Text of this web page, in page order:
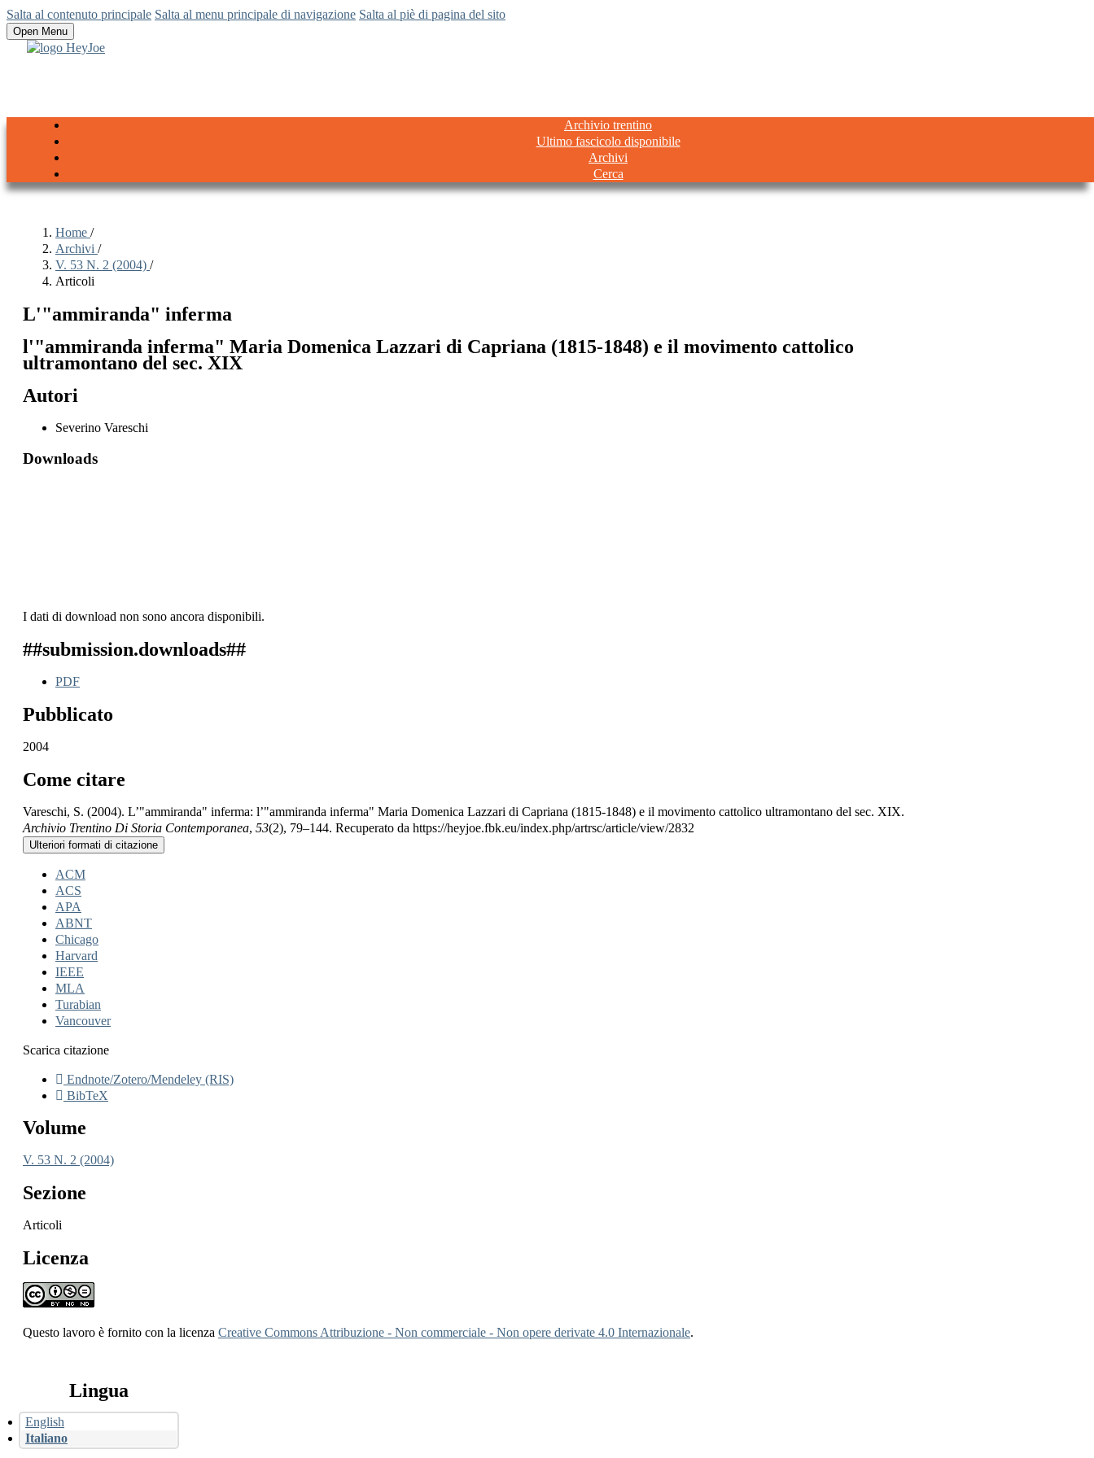
Salta al contenuto principale Salta al menu principale di navigazione Salta al piè di pagina del sito
Open Menu
Archivio trentino
Ultimo fascicolo disponibile
Archivi
Cerca
Home /
Archivi /
V. 53 N. 2 (2004) /
Articoli
L'"ammiranda" inferma
l'"ammiranda inferma" Maria Domenica Lazzari di Capriana (1815-1848) e il movimento cattolico
ultramontano del sec. XIX
Autori
Severino Vareschi
Downloads
I dati di download non sono ancora disponibili.
##submission.downloads##
PDF
Pubblicato
2004
Come citare
Vareschi, S. (2004). L’"ammiranda" inferma: l’"ammiranda inferma" Maria Domenica Lazzari di Capriana (1815-1848) e il movimento cattolico ultramontano del sec. XIX.
Archivio Trentino Di Storia Contemporanea, 53(2), 79–144. Recuperato da https://heyjoe.fbk.eu/index.php/artrsc/article/view/2832
Ulteriori formati di citazione
ACM
ACS
APA
ABNT
Chicago
Harvard
IEEE
MLA
Turabian
Vancouver
Scarica citazione
Endnote/Zotero/Mendeley (RIS)
BibTeX
Volume
V. 53 N. 2 (2004)
Sezione
Articoli
Licenza
Questo lavoro è fornito con la licenza Creative Commons Attribuzione - Non commerciale - Non opere derivate 4.0 Internazionale.
Lingua
English
Italiano